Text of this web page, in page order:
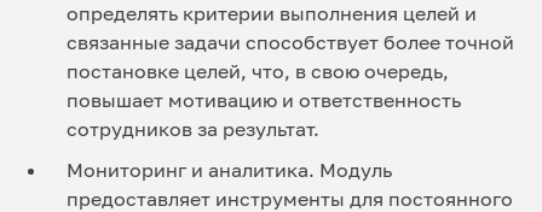
определять критерии выполнения целей и
связанные задачи способствует более точной
постановке целей, что, в свою очередь,
повышает мотивацию и ответственность
сотрудников за результат.
Мониторинг и аналитика. Модуль
предоставляет инструменты для постоянного